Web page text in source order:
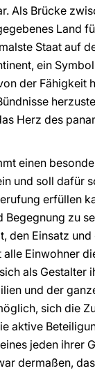
Als Brücke
Land
Staat auf
ein
der Fähigkeit
Herz des
einen
und soll dafür
erfüllen
Begegnung zu
den Einsatz
Einwohner
als Gestalter
und der
sich die
aktive
jeden ihrer
dermaßen,